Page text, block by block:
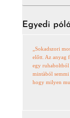
Egyedi
„Sokadszori
előtt. Az anyag
egy
mintàból semmi
hogy milyen